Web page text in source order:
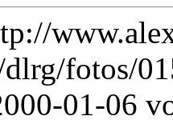
dlrg/fotos/
01-06